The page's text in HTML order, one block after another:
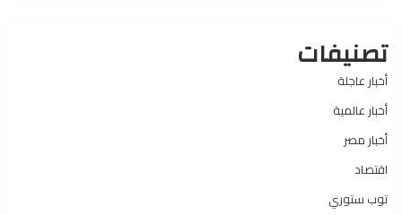
تصنيفات
أخبار عاجلة
أخبار عالمية
أخبار مصر
اقتصاد
توب ستوري